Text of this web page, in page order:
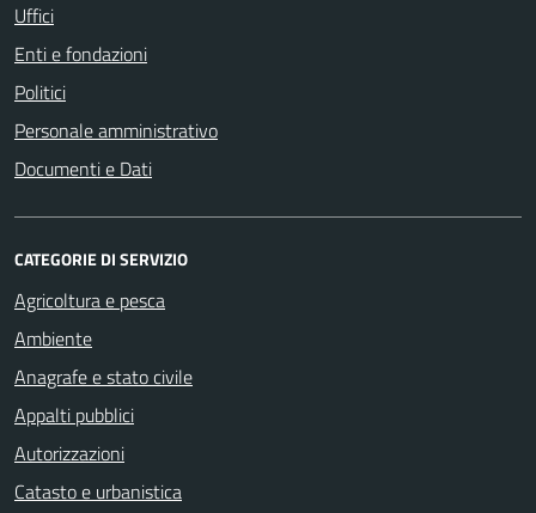
Uffici
Enti e fondazioni
Politici
Personale amministrativo
Documenti e Dati
CATEGORIE DI SERVIZIO
Agricoltura e pesca
Ambiente
Anagrafe e stato civile
Appalti pubblici
Autorizzazioni
Catasto e urbanistica